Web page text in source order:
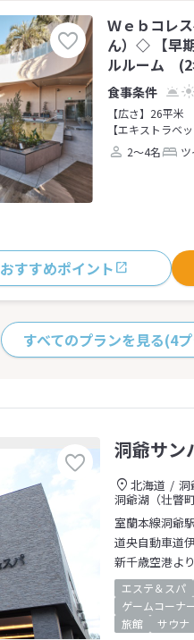
Ｗｅｂコレ
ん）◇ 【早
ルルーム (2
【広さ】26平米
【エキストラベ
2～4名
おすすめポイント
すべてのプランを見る(4
洞爺サン
北海道
洞
洞爺湖（壮瞥
室蘭本線洞爺
道央自動車道
新千歳空港よ
エステ＆スパ
ゲームコーナ
旅館
サウナ